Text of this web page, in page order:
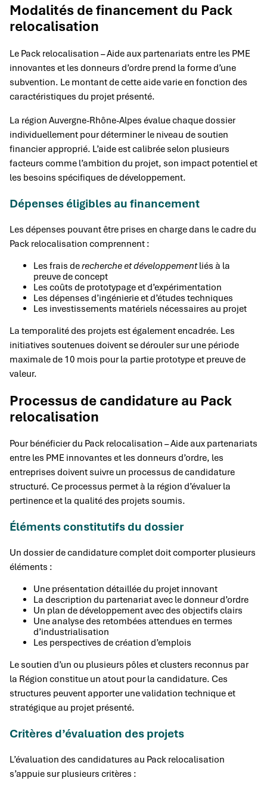
Modalités de financement du Pack
relocalisation
Le Pack relocalisation – Aide aux partenariats entre les PME
innovantes et les donneurs d’ordre prend la forme d’une
subvention. Le montant de cette aide varie en fonction des
caractéristiques du projet présenté.
La région Auvergne-Rhône-Alpes évalue chaque dossier
individuellement pour déterminer le niveau de soutien
financier approprié. L’aide est calibrée selon plusieurs
facteurs comme l’ambition du projet, son impact potentiel et
les besoins spécifiques de développement.
Dépenses éligibles au financement
Les dépenses pouvant être prises en charge dans le cadre du
Pack relocalisation comprennent :
Les frais derecherche et développementliés à la
preuve de concept
Les coûts de prototypage et d’expérimentation
Les dépenses d’ingénierie et d’études techniques
Les investissements matériels nécessaires au projet
La temporalité des projets est également encadrée. Les
initiatives soutenues doivent se dérouler sur une période
maximale de 10 mois pour la partie prototype et preuve de
valeur.
Processus de candidature au Pack
relocalisation
Pour bénéficier du Pack relocalisation – Aide aux partenariats
entre les PME innovantes et les donneurs d’ordre, les
entreprises doivent suivre un processus de candidature
structuré. Ce processus permet à la région d’évaluer la
pertinence et la qualité des projets soumis.
Éléments constitutifs du dossier
Un dossier de candidature complet doit comporter plusieurs
éléments :
Une présentation détaillée du projet innovant
La description du partenariat avec le donneur d’ordre
Un plan de développement avec des objectifs clairs
Une analyse des retombées attendues en termes
d’industrialisation
Les perspectives de création d’emplois
Le soutien d’un ou plusieurs pôles et clusters reconnus par
la Région constitue un atout pour la candidature. Ces
structures peuvent apporter une validation technique et
stratégique au projet présenté.
Critères d’évaluation des projets
L’évaluation des candidatures au Pack relocalisation
s’appuie sur plusieurs critères :